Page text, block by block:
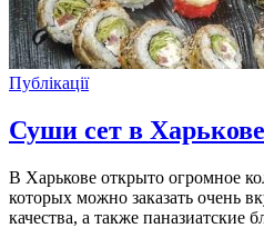
Публікації
Суши сет в
В Харькове открыто огромное
которых можно заказать очень
качества, а также паназиатские